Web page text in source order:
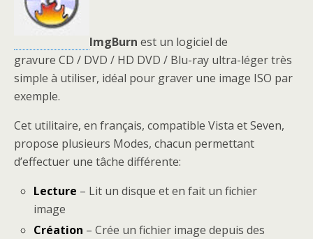
ImgBurn est un logiciel de
gravure CD / DVD / HD DVD / Blu-ray ultra-léger très
simple à utiliser, idéal pour graver une image ISO par
exemple.
Cet utilitaire, en français, compatible Vista et Seven,
propose plusieurs Modes, chacun permettant
d’effectuer une tâche différente:
Lecture – Lit un disque et en fait un fichier
image
Création – Crée un fichier image depuis des